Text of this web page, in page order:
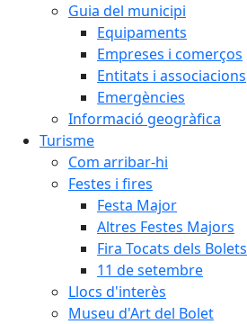
Guia del municipi
Equipaments
Empreses i comerços
Entitats i associacions
Emergències
Informació geogràfica
Turisme
Com arribar-hi
Festes i fires
Festa Major
Altres Festes Majors
Fira Tocats dels Bolets
11 de setembre
Llocs d'interès
Museu d'Art del Bolet